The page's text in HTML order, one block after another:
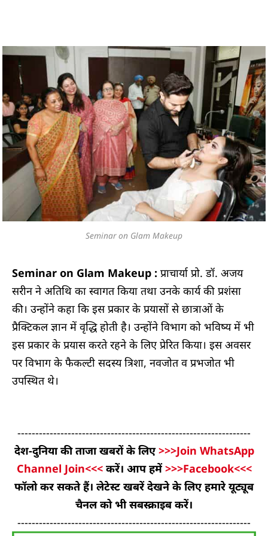
Seminar on Glam Makeup
Seminar on Glam Makeup : प्राचार्या प्रो. डॉ. अजय
सरीन ने अतिथि का स्वागत किया तथा उनके कार्य की प्रशंसा
की। उन्होंने कहा कि इस प्रकार के प्रयासों से छात्राओं के
प्रैक्टिकल ज्ञान में वृद्धि होती है। उन्होंने विभाग को भविष्य में भी
इस प्रकार के प्रयास करते रहने के लिए प्रेरित किया। इस अवसर
पर विभाग के फैकल्टी सदस्य त्रिशा, नवजोत व प्रभजोत भी
उपस्थित थे।
-----------------------------------------------------------------
देश-दुनिया की ताजा खबरों के लिए>>>Join WhatsApp
Channel Join<<< करें। आप हमें>>>Facebook<<<
फॉलो कर सकते हैं। लेटेस्ट खबरें देखने के लिए हमारे यूट्यूब
चैनल को भी सबस्क्राइब करें।
-----------------------------------------------------------------